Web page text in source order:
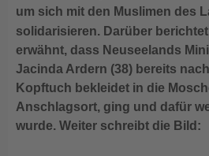
um sich mit den Muslimen des
solidarisieren. Darüber
erwähnt, dass Neuseelands
Jacinda Ardern (38) bereits
Kopftuch bekleidet in die
Anschlagsort, ging und dafür
wurde. Weiter schreibt die Bild: